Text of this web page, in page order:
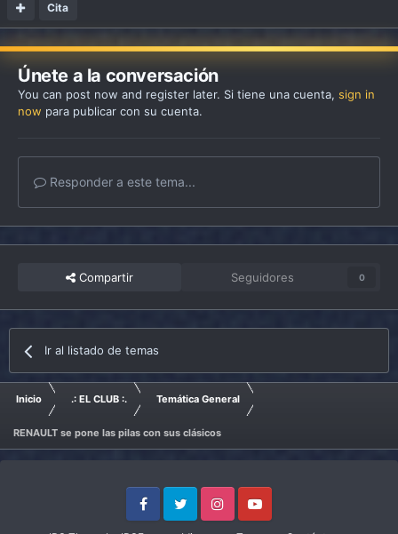
Cita
Únete a la conversación
You can post now and register later. Si tiene una cuenta, sign in
now para publicar con su cuenta.
Responder a este tema...
Compartir Seguidores 0
Ir al listado de temas
Inicio .: EL CLUB :. Temática General
RENAULT se pone las pilas con sus clásicos
FacebookTwitter InstagramYoutube